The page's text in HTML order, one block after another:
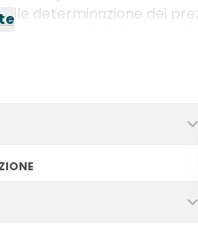
determinazione dei